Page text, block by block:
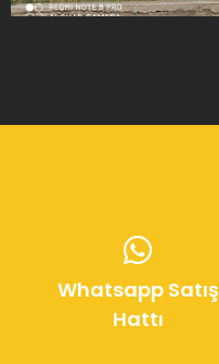
Whatsapp Satış
Hattı